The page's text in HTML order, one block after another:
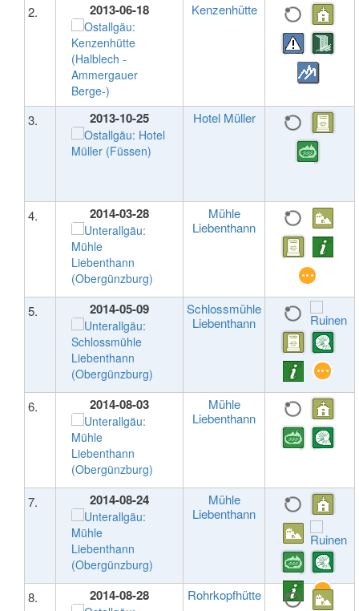
2. 2013-06-18 Kenzenhütte
3. 2013-10-25 Hotel Müller
4. 2014-03-28
Mühle
Liebenthann
5. 2014-05-09
Schlossmühle
Liebenthann
6. 2014-08-03
Mühle
Liebenthann
7. 2014-08-24
Mühle
Liebenthann
8. 2014-08-28 Rohrkopfhütte